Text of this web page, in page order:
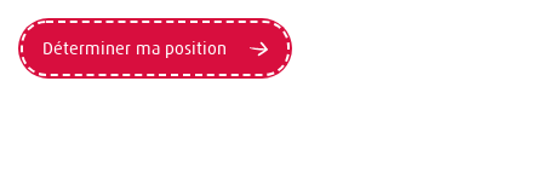
Déterminer ma position